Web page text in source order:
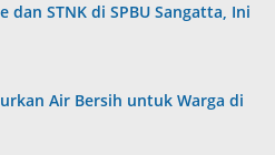
dan STNK di SPBU Sangatta, Ini
Air Bersih untuk Warga di